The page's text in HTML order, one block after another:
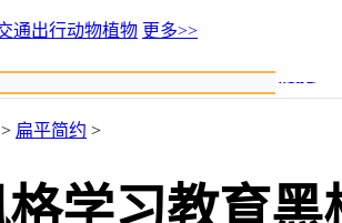
通出行动物植物 更多>>
> 扁平简约 >
学习教育黑